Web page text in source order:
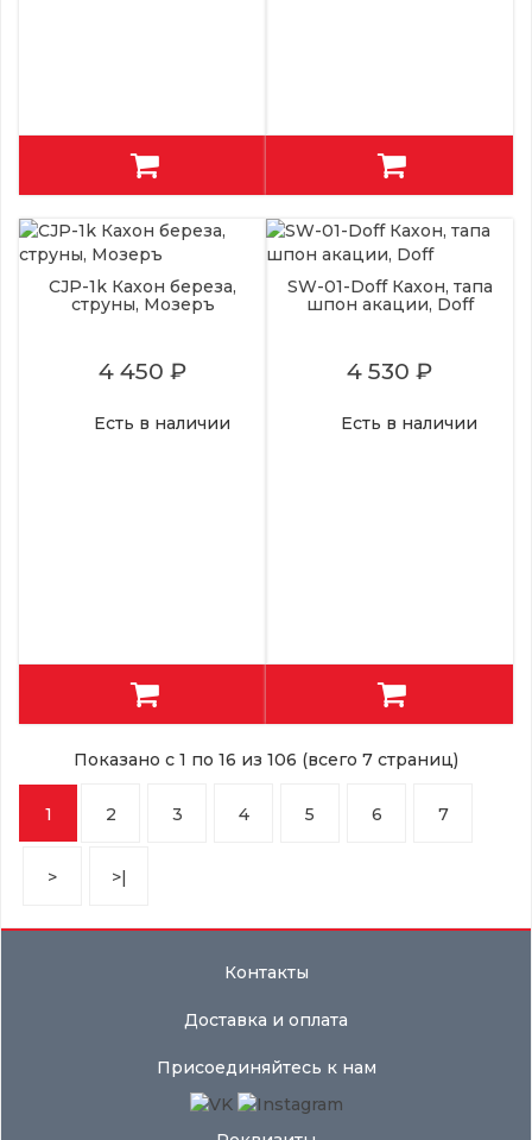
CJP-1k Кахон береза,
струны, Мозеръ
4 450 ₽
Есть в наличии
SW-01-Doff Кахон, тапа
шпон акации, Doff
4 530 ₽
Есть в наличии
Показано с 1 по 16 из 106 (всего 7 страниц)
1 2 3 4 5 6 7
> >|
Контакты
Доставка и оплата
Присоединяйтесь к нам